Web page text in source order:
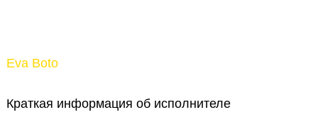
Eva Boto
Краткая информация об исполнителе